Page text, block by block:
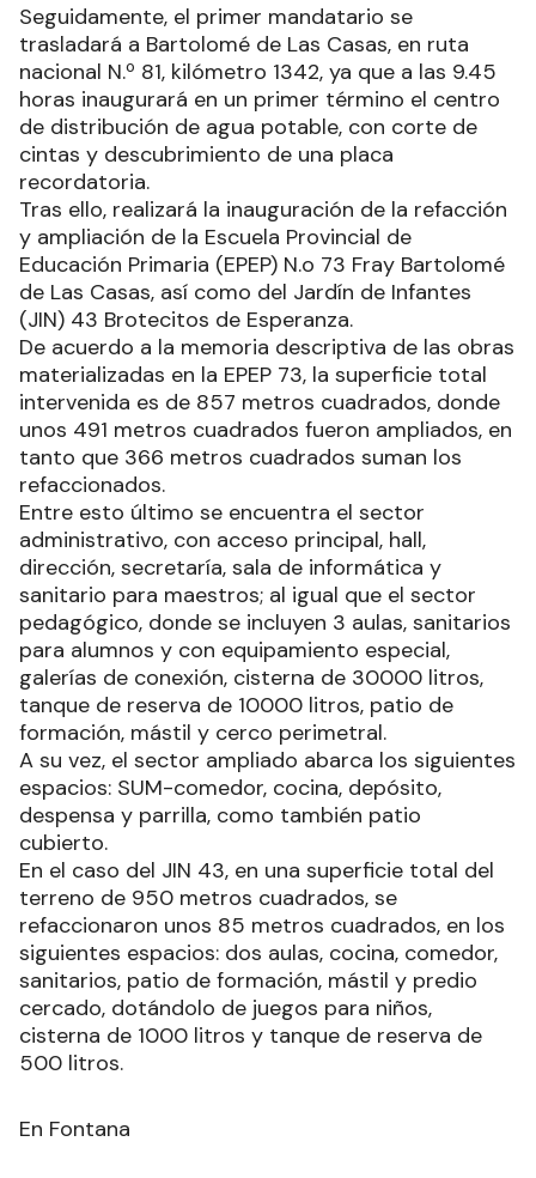
Seguidamente, el primer mandatario se
trasladará a Bartolomé de Las Casas, en ruta
nacional N.º 81, kilómetro 1342, ya que a las 9.45
horas inaugurará en un primer término el centro
de distribución de agua potable, con corte de
cintas y descubrimiento de una placa
recordatoria.
Tras ello, realizará la inauguración de la refacción
y ampliación de la Escuela Provincial de
Educación Primaria (EPEP) N.o 73 Fray Bartolomé
de Las Casas, así como del Jardín de Infantes
(JIN) 43 Brotecitos de Esperanza.
De acuerdo a la memoria descriptiva de las obras
materializadas en la EPEP 73, la superficie total
intervenida es de 857 metros cuadrados, donde
unos 491 metros cuadrados fueron ampliados, en
tanto que 366 metros cuadrados suman los
refaccionados.
Entre esto último se encuentra el sector
administrativo, con acceso principal, hall,
dirección, secretaría, sala de informática y
sanitario para maestros; al igual que el sector
pedagógico, donde se incluyen 3 aulas, sanitarios
para alumnos y con equipamiento especial,
galerías de conexión, cisterna de 30000 litros,
tanque de reserva de 10000 litros, patio de
formación, mástil y cerco perimetral.
A su vez, el sector ampliado abarca los siguientes
espacios: SUM-comedor, cocina, depósito,
despensa y parrilla, como también patio
cubierto.
En el caso del JIN 43, en una superficie total del
terreno de 950 metros cuadrados, se
refaccionaron unos 85 metros cuadrados, en los
siguientes espacios: dos aulas, cocina, comedor,
sanitarios, patio de formación, mástil y predio
cercado, dotándolo de juegos para niños,
cisterna de 1000 litros y tanque de reserva de
500 litros.
En Fontana